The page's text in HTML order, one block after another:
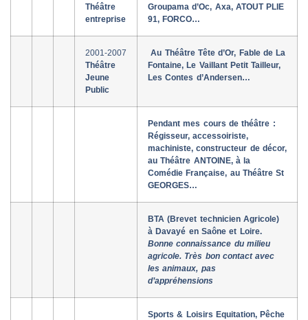
Théâtre
entreprise
Groupama d’Oc, Axa, ATOUT PLIE
91, FORCO…
2001-2007
Théâtre
Jeune
Public
Au Théâtre Tête d’Or, Fable de La
Fontaine, Le Vaillant Petit Tailleur,
Les Contes d’Andersen…
Pendant mes cours de théâtre :
Régisseur, accessoiriste,
machiniste, constructeur de décor,
au Théâtre ANTOINE, à la
Comédie Française, au Théâtre St
GEORGES…
BTA (Brevet technicien Agricole)
à Davayé en Saône et Loire.
Bonne connaissance du milieu
agricole. Très bon contact avec
les animaux, pas
d’appréhensions
Sports & Loisirs Equitation, Pêche